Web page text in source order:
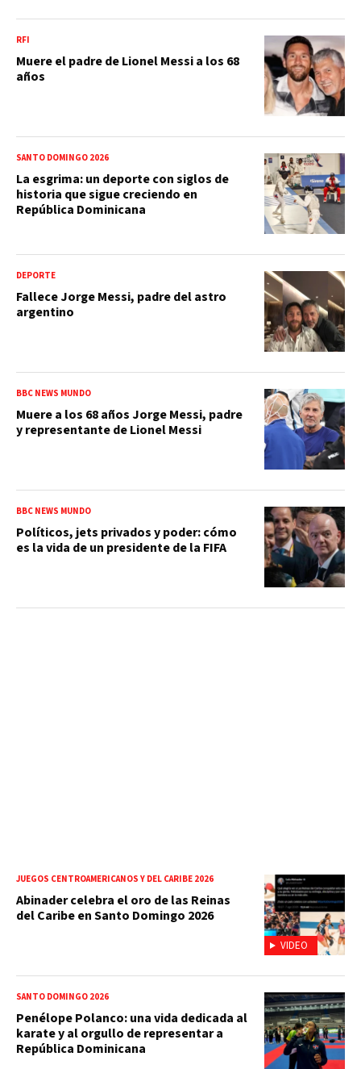
RFI
Muere el padre de Lionel Messi a los 68
años
SANTO DOMINGO 2026
La esgrima: un deporte con siglos de
historia que sigue creciendo en
República Dominicana
DEPORTE
Fallece Jorge Messi, padre del astro
argentino
BBC NEWS MUNDO
Muere a los 68 años Jorge Messi, padre
y representante de Lionel Messi
BBC NEWS MUNDO
Políticos, jets privados y poder: cómo
es la vida de un presidente de la FIFA
VIDEO
JUEGOS CENTROAMERICANOS Y DEL CARIBE 2026
Abinader celebra el oro de las Reinas
del Caribe en Santo Domingo 2026
SANTO DOMINGO 2026
Penélope Polanco: una vida dedicada al
karate y al orgullo de representar a
República Dominicana